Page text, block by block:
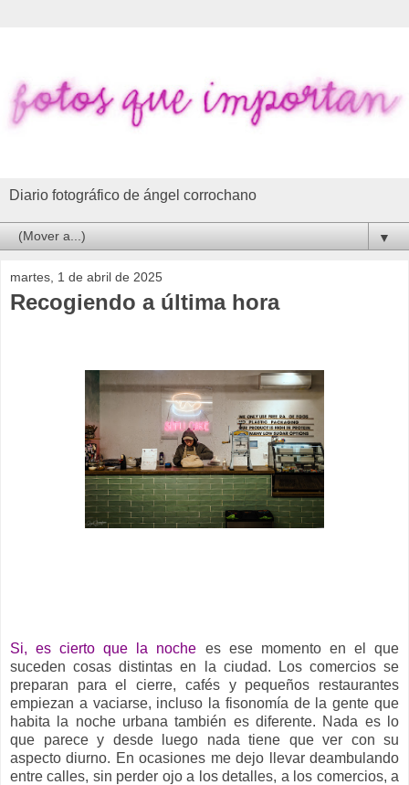
Diario fotográfico de ángel corrochano
▼
martes, 1 de abril de 2025
Recogiendo a última hora
Si, es cierto que la noche es ese momento en el que
suceden cosas distintas en la ciudad. Los comercios se
preparan para el cierre, cafés y pequeños restaurantes
empiezan a vaciarse, incluso la fisonomía de la gente que
habita la noche urbana también es diferente. Nada es lo
que parece y desde luego nada tiene que ver con su
aspecto diurno. En ocasiones me dejo llevar deambulando
entre calles, sin perder ojo a los detalles, a los comercios, a